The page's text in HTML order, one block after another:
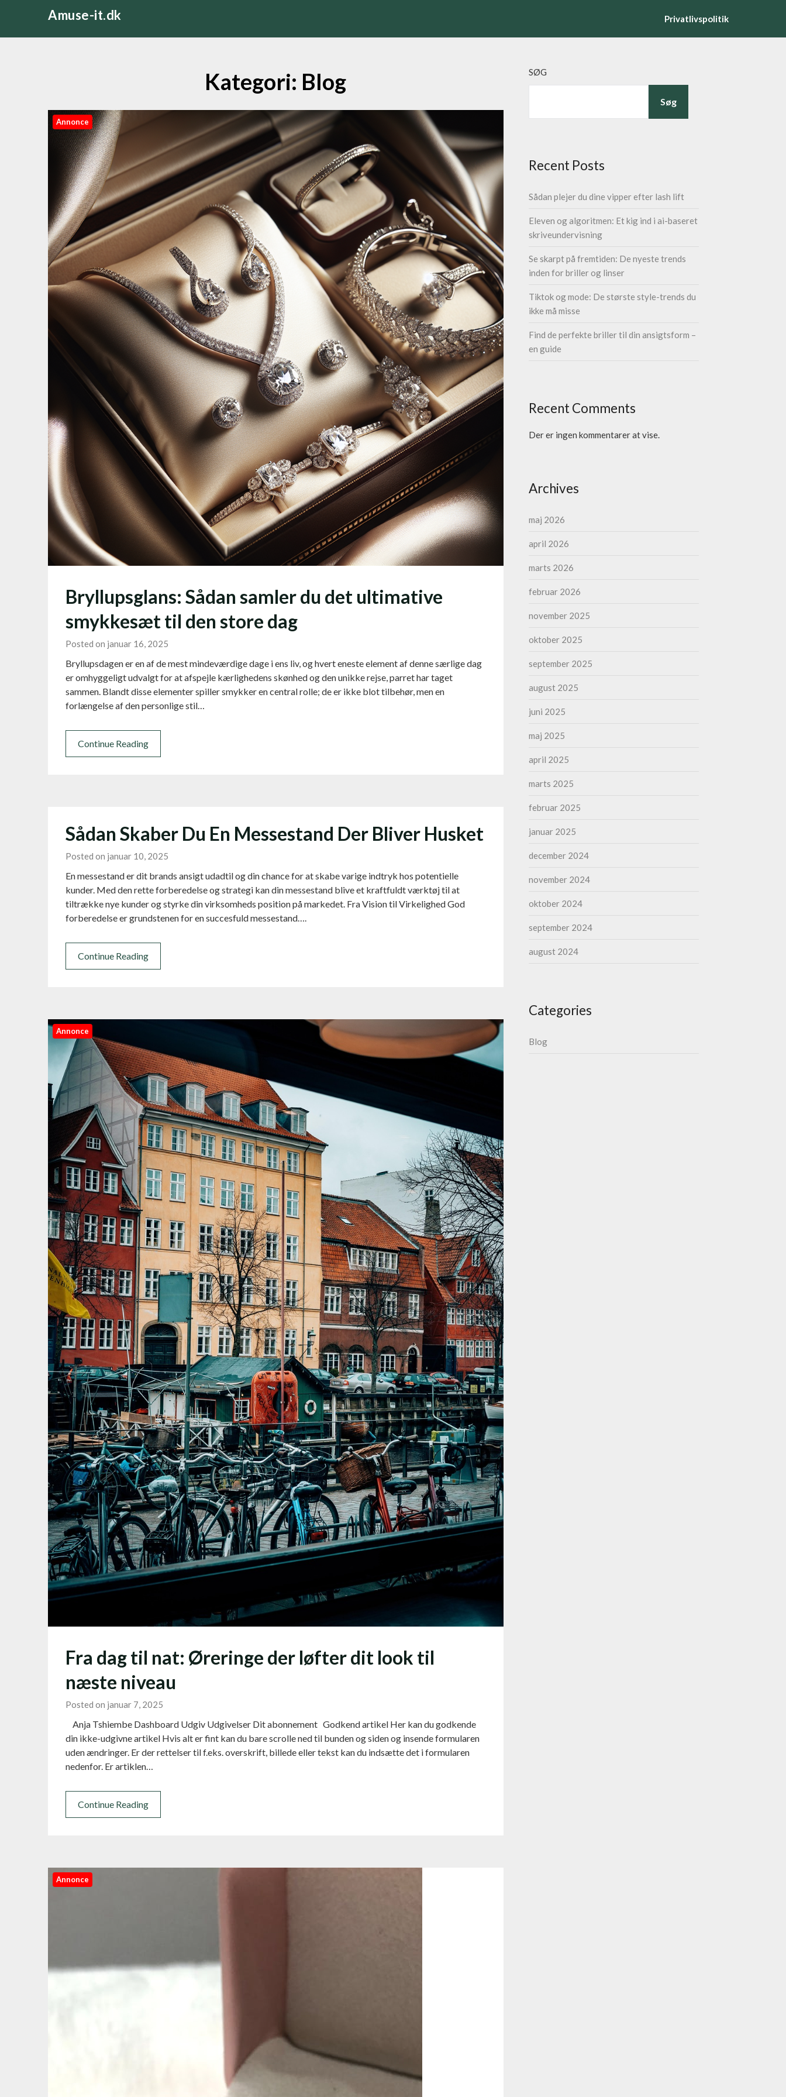
content
Amuse-it.dk Privatlivspolitik
Kategori: Blog
Annonce
Bryllupsglans: Sådan samler du det ultimative
smykkesæt til den store dag
Posted on januar 16, 2025
Bryllupsdagen er en af de mest mindeværdige dage i ens liv, og hvert eneste element af denne særlige dag
er omhyggeligt udvalgt for at afspejle kærlighedens skønhed og den unikke rejse, parret har taget
sammen. Blandt disse elementer spiller smykker en central rolle; de er ikke blot tilbehør, men en
forlængelse af den personlige stil…
Continue Reading
Sådan Skaber Du En Messestand Der Bliver Husket
Posted on januar 10, 2025
En messestand er dit brands ansigt udadtil og din chance for at skabe varige indtryk hos potentielle
kunder. Med den rette forberedelse og strategi kan din messestand blive et kraftfuldt værktøj til at
tiltrække nye kunder og styrke din virksomheds position på markedet. Fra Vision til Virkelighed God
forberedelse er grundstenen for en succesfuld messestand….
Continue Reading
Annonce
Fra dag til nat: Øreringe der løfter dit look til
næste niveau
Posted on januar 7, 2025
Anja Tshiembe Dashboard Udgiv Udgivelser Dit abonnement Godkend artikel Her kan du godkende
din ikke-udgivne artikel Hvis alt er fint kan du bare scrolle ned til bunden og siden og insende formularen
uden ændringer. Er der rettelser til f.eks. overskrift, billede eller tekst kan du indsætte det i formularen
nedenfor. Er artiklen…
Continue Reading
Annonce
SØG
Søg
Recent Posts
Sådan plejer du dine vipper efter lash lift
Eleven og algoritmen: Et kig ind i ai-baseret
skriveundervisning
Se skarpt på fremtiden: De nyeste trends
inden for briller og linser
Tiktok og mode: De største style-trends du
ikke må misse
Find de perfekte briller til din ansigtsform –
en guide
Recent Comments
Der er ingen kommentarer at vise.
Archives
maj 2026
april 2026
marts 2026
februar 2026
november 2025
oktober 2025
september 2025
august 2025
juni 2025
maj 2025
april 2025
marts 2025
februar 2025
januar 2025
december 2024
november 2024
oktober 2024
september 2024
august 2024
Categories
Blog